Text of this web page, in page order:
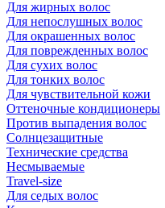
Для жирных волос
Для непослушных волос
Для окрашенных волос
Для поврежденных волос
Для сухих волос
Для тонких волос
Для чувствительной кожи
Оттеночные кондиционеры
Против выпадения волос
Солнцезащитные
Технические средства
Несмываемые
Travel-size
Для седых волос